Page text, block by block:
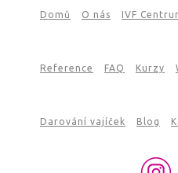
Domů O nás IVF
Reference FAQ Kurzy
Darování vajíček Blog